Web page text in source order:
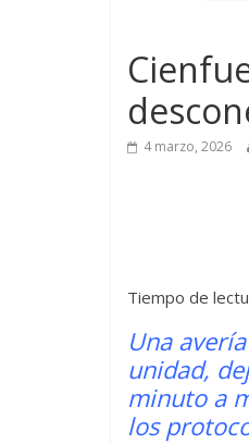
4 marzo, 2026
Tiempo de
Una
unidad,
minuto a
los